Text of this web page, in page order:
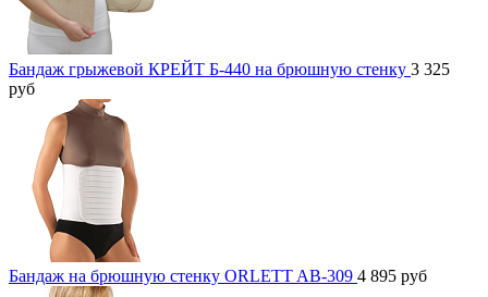
Бандаж грыжевой КРЕЙТ Б-440 на брюшную стенку 3 325
руб
Бандаж на брюшную стенку ORLETT AB-309 4 895 руб